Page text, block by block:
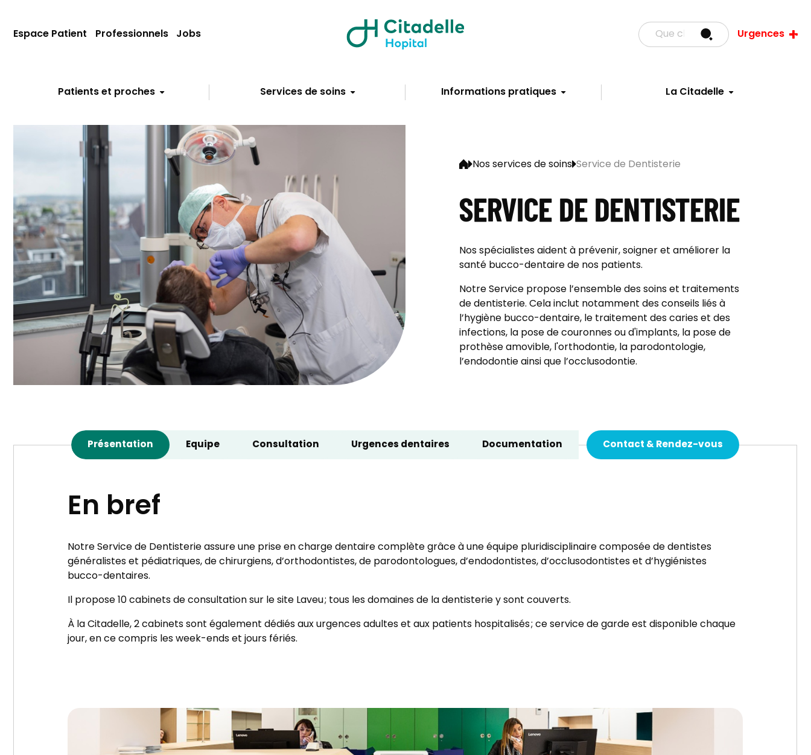
Patients et proches Services de soins Informations pratiques La Citadelle
Espace Patient Professionnels Jobs Urgences
Nos services de soins Service de Dentisterie
SERVICE DE DENTISTERIE
Nos spécialistes aident à prévenir, soigner et améliorer la
santé bucco-dentaire de nos patients.
Notre Service propose l’ensemble des soins et traitements
de dentisterie. Cela inclut notamment des conseils liés à
l’hygiène bucco-dentaire, le traitement des caries et des
infections, la pose de couronnes ou d'implants, la pose de
prothèse amovible, l'orthodontie, la parodontologie,
l’endodontie ainsi que l’occlusodontie.
Présentation Equipe Consultation Urgences dentaires Documentation Contact & Rendez-vous
En bref
Notre Service de Dentisterie assure une prise en charge dentaire complète grâce à une équipe pluridisciplinaire composée de dentistes
généralistes et pédiatriques, de chirurgiens, d’orthodontistes, de parodontologues, d’endodontistes, d’occlusodontistes et d’hygiénistes
bucco-dentaires.
Il propose 10 cabinets de consultation sur le site Laveu ; tous les domaines de la dentisterie y sont couverts.
À la Citadelle, 2 cabinets sont également dédiés aux urgences adultes et aux patients hospitalisés ; ce service de garde est disponible chaque
jour, en ce compris les week-ends et jours fériés.